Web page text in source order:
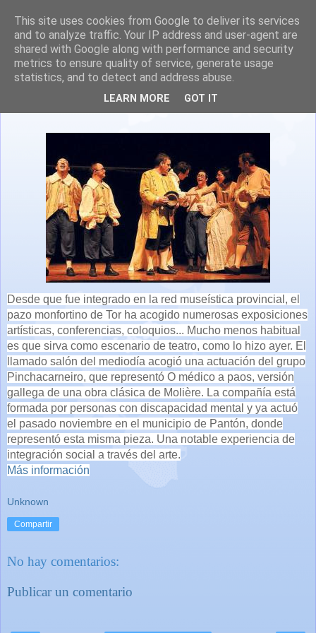
Teatro en el Pazo de Tor (Lugo)
Desde que fue integrado en la red museística provincial, el
pazo monfortino de Tor ha acogido numerosas exposiciones
artísticas, conferencias, coloquios... Mucho menos habitual
es que sirva como escenario de teatro, como lo hizo ayer. El
llamado salón del mediodía acogió una actuación del grupo
Pinchacarneiro, que representó O médico a paos, versión
gallega de una obra clásica de Molière. La compañía está
formada por personas con discapacidad mental y ya actuó
el pasado noviembre en el municipio de Pantón, donde
representó esta misma pieza. Una notable experiencia de
integración social a través del arte.
Más información
Unknown
Compartir
No hay comentarios:
Publicar un comentario
This site uses cookies from Google to deliver its services
and to analyze traffic. Your IP address and user-agent are
shared with Google along with performance and security
metrics to ensure quality of service, generate usage
statistics, and to detect and address abuse.
LEARN MORE GOT IT